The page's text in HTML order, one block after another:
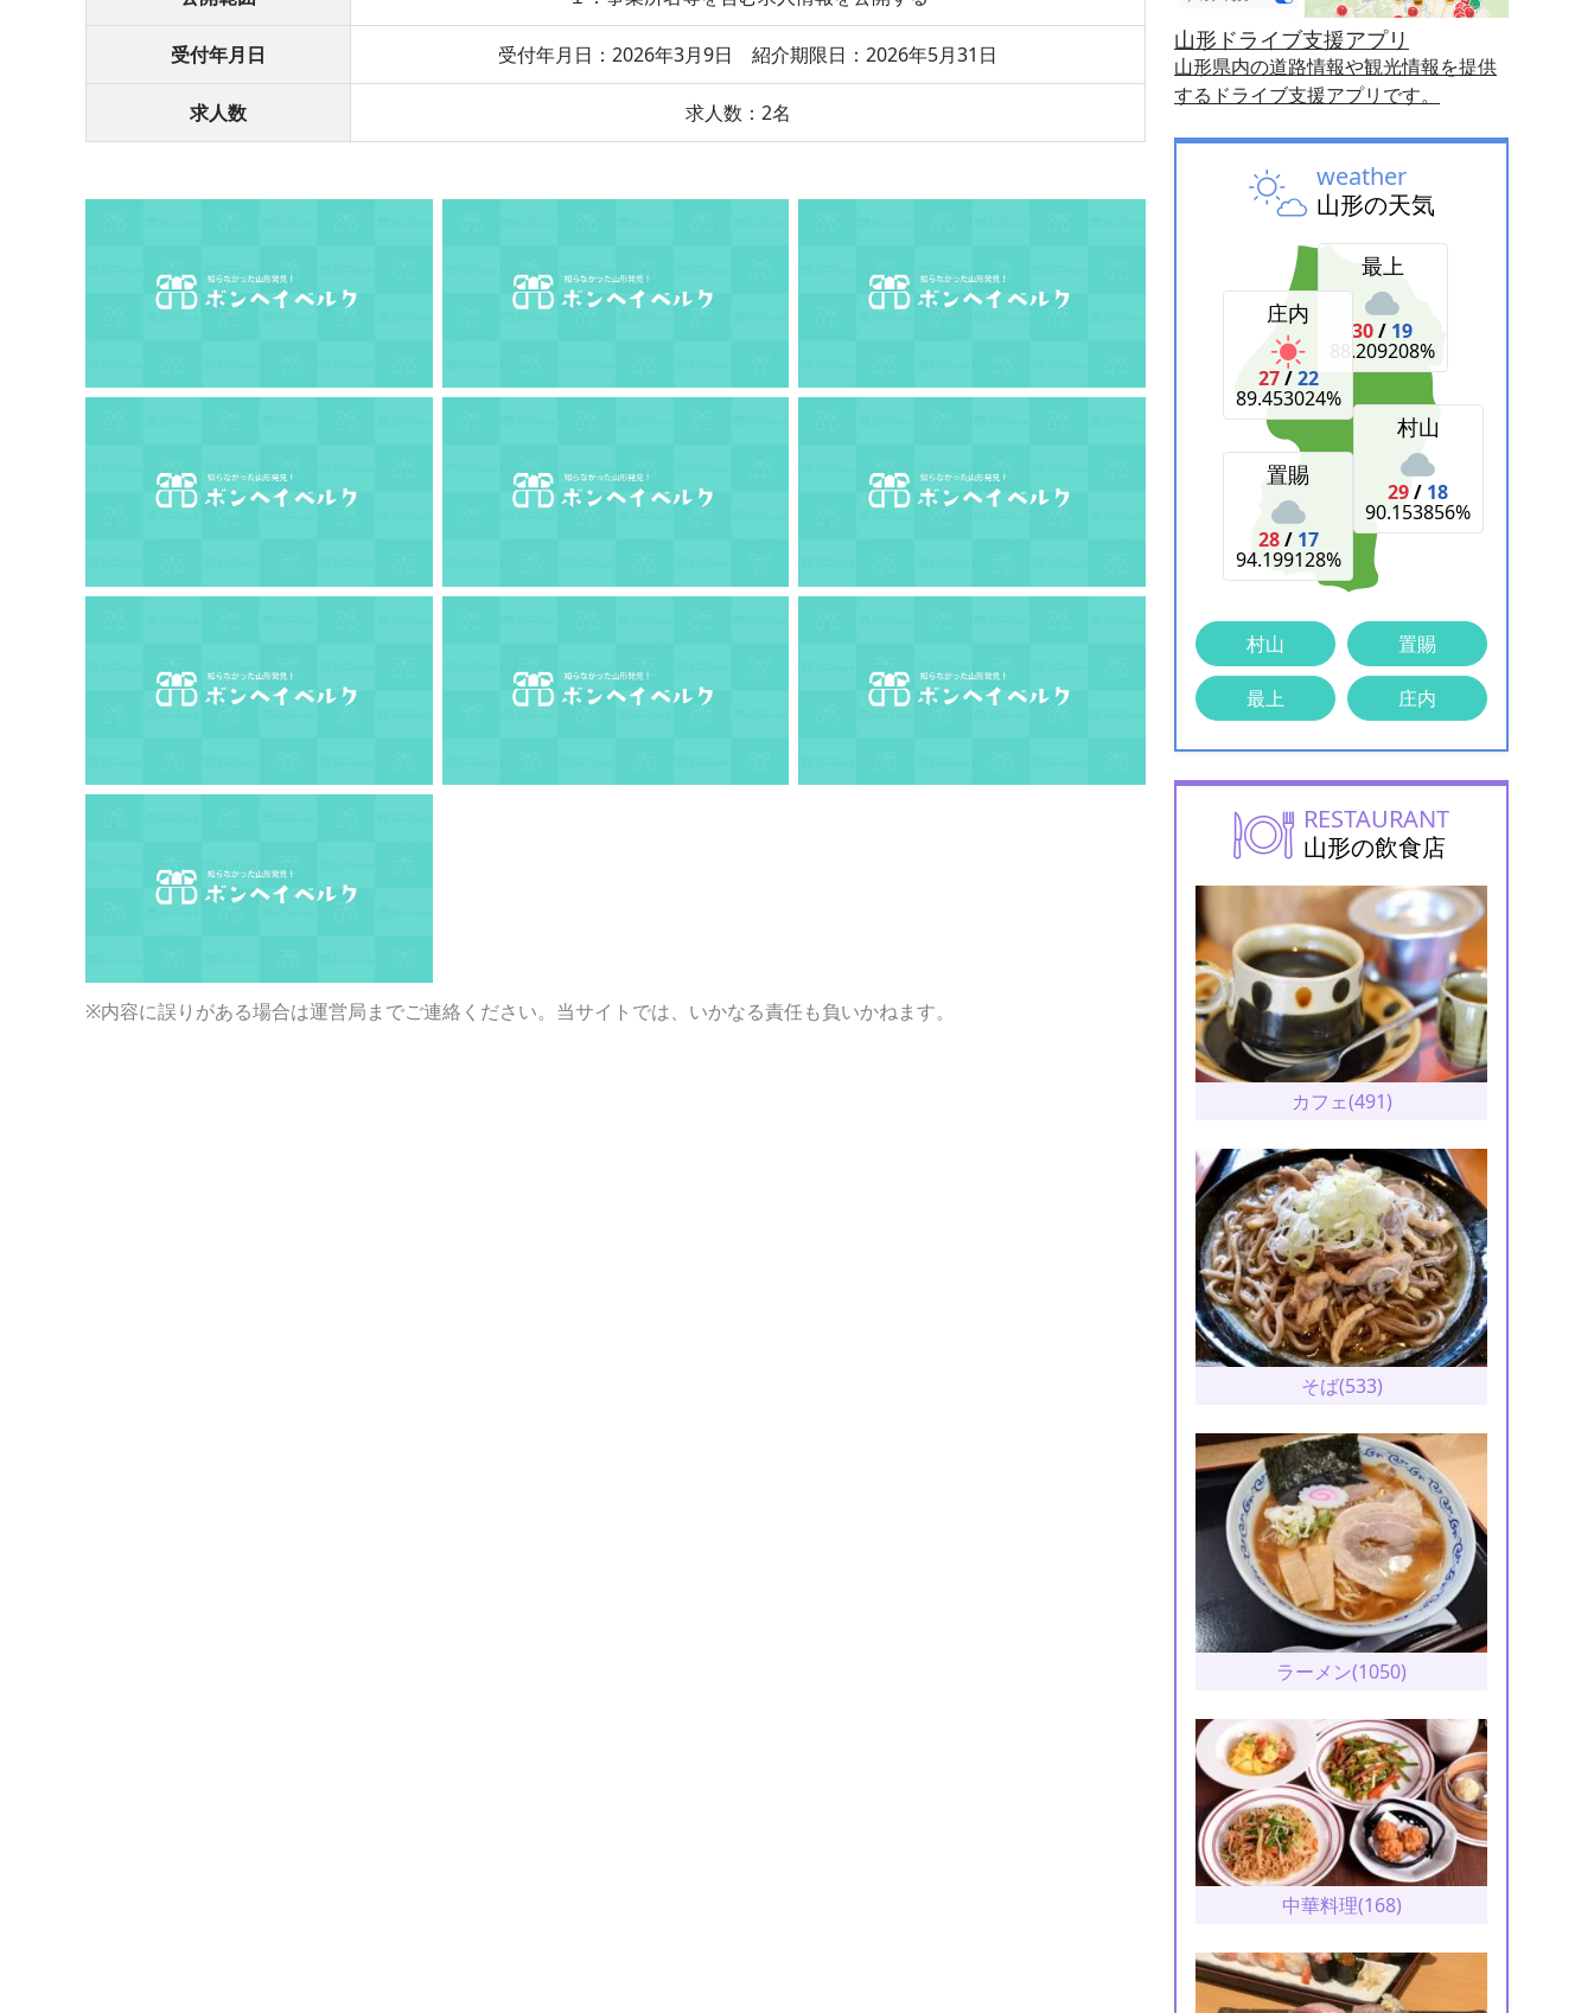
受付年月日 受付年月日：2026年3月9日 紹介期限日：2026年5月31日
求人数 求人数：2名
※内容に誤りがある場合は運営局までご連絡ください。当サイトでは、いかなる責任も負いかねます。
山形ドライブ支援アプリ
山形県内の道路情報や観光情報を提供
するドライブ支援アプリです。
weather
山形の天気
最上
30/ 19
88.209208%
庄内
27/22
89.453024%
村山
29/ 18
90.153856%
置賜
28/ 17
94.199128%
村山 置賜
最上 庄内
RESTAURANT
山形の飲食店
カフェ(491)
そば(533)
ラーメン(1050)
中華料理(168)